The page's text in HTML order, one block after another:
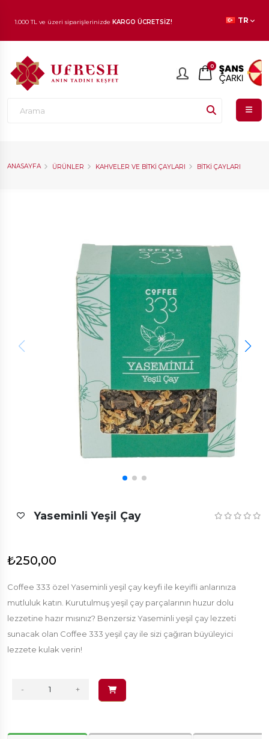
1.000 TL ve üzeri siparişlerinizde KARGO ÜCRETSİZ!
En beğenilen ürünlerdeİNDİRİMfırsatı!
TR
0
ANASAYFA ÜRÜNLER KAHVELER VE BITKI ÇAYLARI BITKI ÇAYLARI
Yaseminli Yeşil Çay
₺250,00
Coffee 333 özel Yaseminli yeşil çay keyfi ile keyifli anlarınıza
mutluluk katın. Kurutulmuş yeşil çay parçalarının huzur dolu
lezzetine hazır mısınız? Benzersiz Yaseminli yeşil çay lezzeti
sunacak olan Coffee 333 yeşil çay ile sizi çağıran büyüleyici
lezzete kulak verin!
- +